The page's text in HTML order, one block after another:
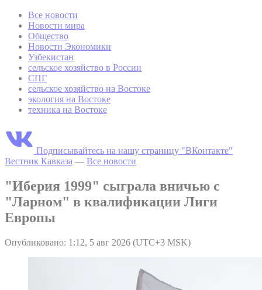
Все новости
Новости мира
Общество
Новости Экономики
Узбекистан
сельское хозяйство в России
СПГ
сельское хозяйство на Востоке
экология на Востоке
техника на Востоке
Подписывайтесь на нашу страницу "ВКонтакте"
Вестник Кавказа — Все новости
"Иберия 1999" сыграла вничью с
"Ларном" в квалификации Лиги
Европы
Опубликовано: 1:12, 5 авг 2026 (UTC+3 MSK)